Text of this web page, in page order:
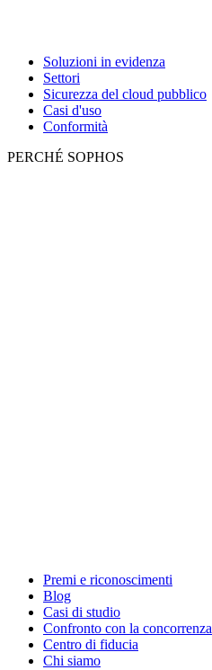
Soluzioni in evidenza
Settori
Sicurezza del cloud pubblico
Casi d'uso
Conformità
PERCHÉ SOPHOS
Premi e riconoscimenti
Blog
Casi di studio
Confronto con la concorrenza
Centro di fiducia
Chi siamo